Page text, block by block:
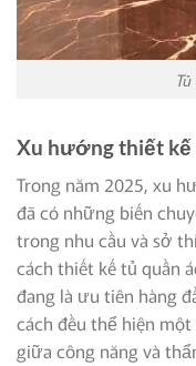
Xu hướng thiết kế
Trong năm 2025, xu
đã có những biến
trong nhu cầu và sở
cách thiết kế tủ quần
đang là ưu tiên hàng
cách đều thể hiện
giữa công năng và